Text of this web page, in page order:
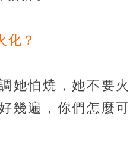
化？
她怕燒，她不要火
幾遍，你們怎麼可